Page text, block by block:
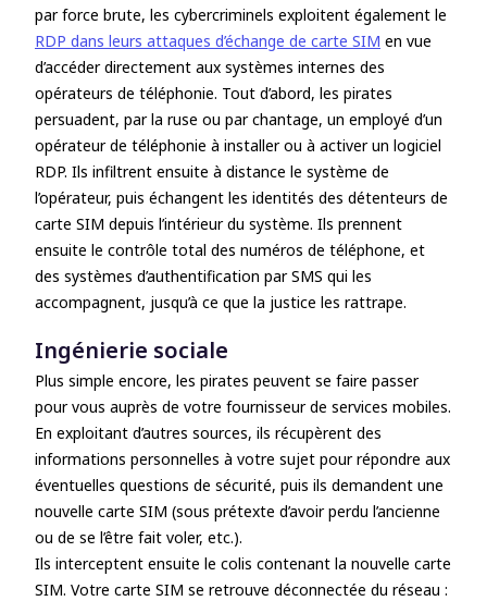
par force brute, les cybercriminels exploitent également le
RDP dans leurs attaques d’échange de carte SIM en vue
d’accéder directement aux systèmes internes des
opérateurs de téléphonie. Tout d’abord, les pirates
persuadent, par la ruse ou par chantage, un employé d’un
opérateur de téléphonie à installer ou à activer un logiciel
RDP. Ils infiltrent ensuite à distance le système de
l’opérateur, puis échangent les identités des détenteurs de
carte SIM depuis l’intérieur du système. Ils prennent
ensuite le contrôle total des numéros de téléphone, et
des systèmes d’authentification par SMS qui les
accompagnent, jusqu’à ce que la justice les rattrape.
Ingénierie sociale
Plus simple encore, les pirates peuvent se faire passer
pour vous auprès de votre fournisseur de services mobiles.
En exploitant d’autres sources, ils récupèrent des
informations personnelles à votre sujet pour répondre aux
éventuelles questions de sécurité, puis ils demandent une
nouvelle carte SIM (sous prétexte d’avoir perdu l’ancienne
ou de se l’être fait voler, etc.).
Ils interceptent ensuite le colis contenant la nouvelle carte
SIM. Votre carte SIM se retrouve déconnectée du réseau :